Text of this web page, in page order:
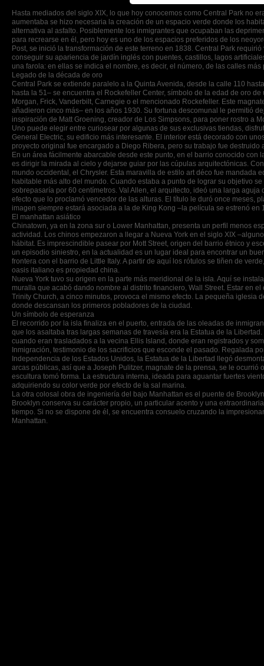
Hasta mediados del siglo XIX, lo que hoy conocemos como Central Park no
aumentaba se hizo necesaria la creación de un espacio verde donde los
alternativa al asfalto. Posiblemente los inmigrantes que ocupaban las
para recrearse en él, pero hoy es uno de los espacios preferidos de los
Post, se inició la transformación de este terreno en 1838. Central Park
conseguir su apariencia de jardín inglés con puentes, castillos, lagos
una farola: en ellas se indica el nombre, es decir, el número, de las calles más
Legado de la década de oro
Central Park se extiende paralelo a la Quinta Avenida, desde la calle 110
hasta la 51– se encuentra el Rockefeller Center, símbolo de la edad de oro
Morgan, Frick, Vanderbilt, Carnegie o el mencionado Rockefeller. Este
añadieron cinco más– en los años 1930. Su fortuna descomunal le permitió
inspiración de Matt Groening, creador de Los Simpsons, para poner rostro a
Uno puede elegir entre curiosear por algunas de sus exclusivas tiendas,
General Electric, su edificio más interesante. El interior está decorado con
proyecto original fue encargado a Diego Ribera, pero su trabajo fue
En un área fácilmente abarcable desde este punto, en el barrio conocido
es dirigir la mirada al cielo y dejarse guiar por las cúpulas arquitectónicas.
mundo occidental, el Chrysler. Esta maravilla de estilo art déco fue
habitable más alto del mundo. Cuando estaba a punto de lograr su objetivo
sobrepasaría por 60 centímetros. Val Allen, el arquitecto, ideó una larga
efecto que lo proclamó vencedor de las alturas. El título le duró once meses,
imagen siempre estará asociada a la de King Kong –la película se estrenó en
El manhattan asiático
Chinatown, ya en la zona sur o Lower Manhattan, presenta un perfil menos
actividad. Los chinos empezaron a llegar a Nueva York en el siglo XIX
hábitat. Es imprescindible pasear por Mott Street, origen del barrio étnico y
un episodio siniestro, en la actualidad es un lugar ideal para encontrar un
frontera con el barrio de Little Italy. A partir de aquí los rótulos se tiñen de
oasis italiano es propiedad china.
Nueva York tuvo su origen en la parte más meridional de la isla. Aquí se
muralla que acabó dando nombre al distrito financiero, Wall Street. Estar en
Trinity Church, a cinco minutos, provoca el mismo efecto. La pequeña
donde descansan los primeros pobladores de la ciudad.
Un símbolo de esperanza
El recorrido por la isla finaliza en el puerto, entrada de las oleadas de
que los asaltaba tras largas semanas de travesía era la Estatua de la
cuando eran trasladados a la vecina Ellis Island, donde eran registrados y
Inmigración, testimonio de los sacrificios que esconde el pasado. Regalada
Independencia de los Estados Unidos, la Estatua de la Libertad llegó
arcas públicas, así que a Joseph Pulitzer, magnate de la prensa, se le
escultura tomó forma. La estructura interna, ideada para aguantar fuertes
adquiriendo su color verde por efecto de la sal marina.
La otra colosal obra de ingeniería del bajo Manhattan es el puente de
Brooklyn conserva su carácter propio, un particular acento y una
tiempo. Si no se dispone de él, se encuentra consuelo cruzando la
Manhattan.